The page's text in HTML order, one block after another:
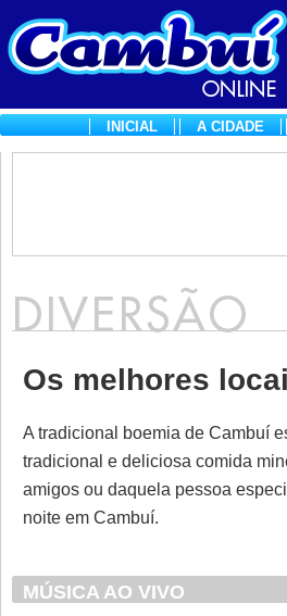
INICIAL A CIDADE
Os melhores
A tradicional boemia de Cambuí
tradicional e deliciosa comida
amigos ou daquela pessoa
noite em Cambuí.
MÚSICA AO VIVO